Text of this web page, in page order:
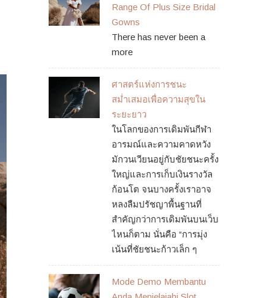
Range Of Plus Size Bridal
Gowns
There has never been a
more
ศาสตร์แห่งการชนะ
สม่ำเสมอเพื่อความสุขใน
ระยะยาว
ในโลกของการเดิมพันกีฬา
อารมณ์และความคาดหวัง
มักวนเวียนอยู่กับชัยชนะครั้ง
ใหญ่และการเก็บเงินรางวัล
ก้อนโต จนบางครั้งเราอาจ
หลงลืมปรัชญาพื้นฐานที่
สำคัญกว่าการเดิมพันบนเว็บ
ไหนก็ตาม นั่นคือ “การมุ่ง
เน้นที่ชัยชนะก้าวเล็ก ๆ
Mode Demo Membantu